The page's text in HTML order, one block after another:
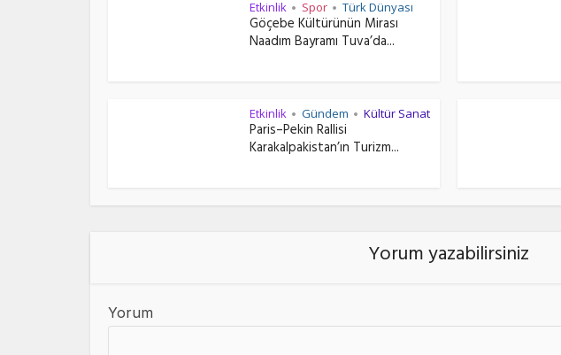
Etkinlik • Spor • Türk Dünyası
Göçebe Kültürünün Mirası
Naadım Bayramı Tuva’da...
Etkinlik • Gündem • Kültür Sanat
Paris–Pekin Rallisi
Karakalpakistan’ın Turizm...
Yorum yazabilirsiniz
Yorum